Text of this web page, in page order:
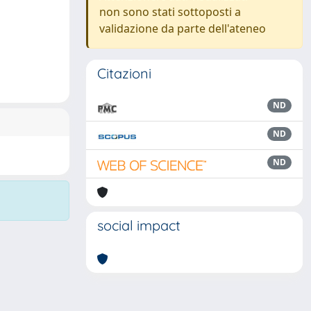
non sono stati sottoposti a
validazione da parte dell'ateneo
Citazioni
ND
ND
ND
social impact